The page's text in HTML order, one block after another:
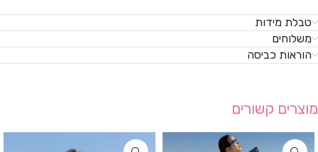
טבלת מידות
משלוחים
הוראות כביסה
מוצרים קשורים